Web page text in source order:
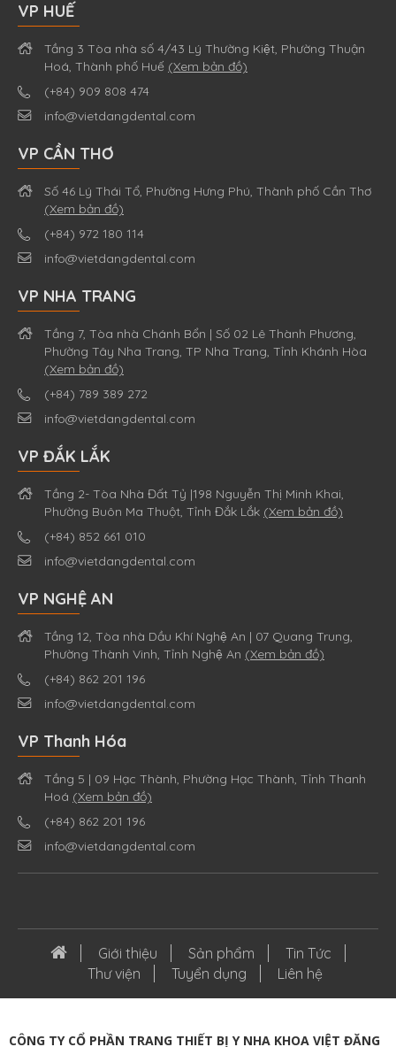
VP HUẾ
Tầng 3 Tòa nhà số 4/43 Lý Thường Kiệt, Phường Thuận
Hoá, Thành phố Huế (Xem bản đồ)
(+84) 909 808 474
info@vietdangdental.com
VP CẦN THƠ
Số 46 Lý Thái Tổ, Phường Hưng Phú, Thành phố Cần Thơ
(Xem bản đồ)
(+84) 972 180 114
info@vietdangdental.com
VP NHA TRANG
Tầng 7, Tòa nhà Chánh Bổn | Số 02 Lê Thành Phương,
Phường Tây Nha Trang, TP Nha Trang, Tỉnh Khánh Hòa
(Xem bản đồ)
(+84) 789 389 272
info@vietdangdental.com
VP ĐẮK LẮK
Tầng 2- Tòa Nhà Đất Tỷ |198 Nguyễn Thị Minh Khai,
Phường Buôn Ma Thuột, Tỉnh Đắk Lắk (Xem bản đồ)
(+84) 852 661 010
info@vietdangdental.com
VP NGHỆ AN
Tầng 12, Tòa nhà Dầu Khí Nghệ An | 07 Quang Trung,
Phường Thành Vinh, Tỉnh Nghệ An (Xem bản đồ)
(+84) 862 201 196
info@vietdangdental.com
VP Thanh Hóa
Tầng 5 | 09 Hạc Thành, Phường Hạc Thành, Tỉnh Thanh
Hoá (Xem bản đồ)
(+84) 862 201 196
info@vietdangdental.com
Giới thiệu Sản phẩm
Tin Tức
Thư viện
Tuyển dụng Liên hệ
CÔNG TY CỔ PHẦN TRANG THIẾT BỊ Y NHA KHOA VIỆT ĐĂNG